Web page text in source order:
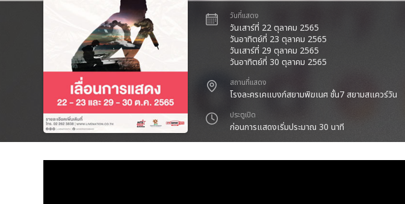
วันที่แสดง
วันเสาร์ที่ 22 ตุลาคม 2565
วันอาทิตย์ที่ 23 ตุลาคม 2565
วันเสาร์ที่ 29 ตุลาคม 2565
วันอาทิตย์ที่ 30 ตุลาคม 2565
สถานที่แสดง
โรงละครเคแบงก์สยามพิฆเนศ ชั้น7 สยามสแควร์วัน
ประตูเปิด
ก่อนการแสดงเริ่มประมาณ 30 นาที